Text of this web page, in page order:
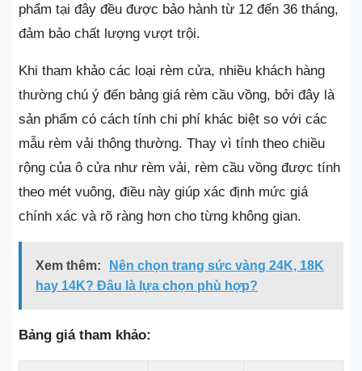
phẩm tại đây đều được bảo hành từ 12 đến 36 tháng,
đảm bảo chất lượng vượt trội.
Khi tham khảo các loại rèm cửa, nhiều khách hàng
thường chú ý đến bảng giá rèm cầu vồng, bởi đây là
sản phẩm có cách tính chi phí khác biệt so với các
mẫu rèm vải thông thường. Thay vì tính theo chiều
rộng của ô cửa như rèm vải, rèm cầu vồng được tính
theo mét vuông, điều này giúp xác định mức giá
chính xác và rõ ràng hơn cho từng không gian.
Xem thêm:
Nên chọn trang sức vàng 24K, 18K
hay 14K? Đâu là lựa chọn phù hợp?
Bảng giá tham khảo: